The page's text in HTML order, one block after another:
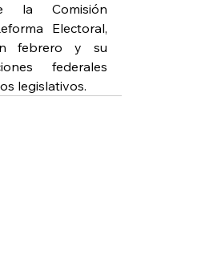
la Comisión
Electoral,
febrero y su
federales
legislativos.